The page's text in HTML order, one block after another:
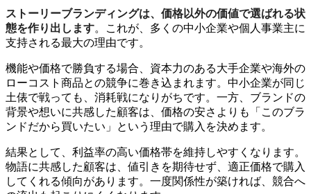
ストーリーブランディングは、価格以外の価値で選ばれる状
態を作り出します。これが、多くの中小企業や個人事業主に
支持される最大の理由です。
機能や価格で勝負する場合、資本力のある大手企業や海外の
ローコスト商品との競争に巻き込まれます。中小企業が同じ
土俵で戦っても、消耗戦になりがちです。一方、ブランドの
背景や想いに共感した顧客は、価格の安さよりも「このブラ
ンドだから買いたい」という理由で購入を決めます。
結果として、利益率の高い価格帯を維持しやすくなります。
物語に共感した顧客は、値引きを期待せず、適正価格で購入
してくれる傾向があります。一度関係性が築ければ、競合へ